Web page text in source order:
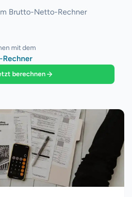
Brutto-Netto-Rechner
mit dem
berechnen